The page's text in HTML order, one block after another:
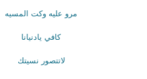
مرو عليه وكت المسيه
كافي يادنيانا
لاتتصور نسيتك